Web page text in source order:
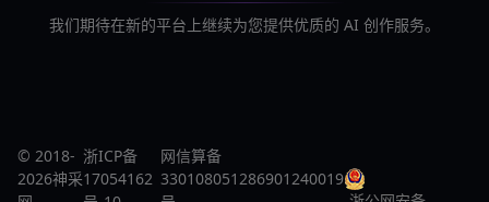
我们期待在新的平台上继续为您提供优质的 AI 创作服务。
© 2018-
2026神采
浙ICP备
17054162
网信算备
330108051286901240019